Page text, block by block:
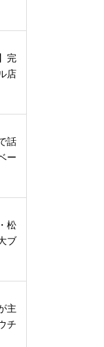
完
店
話
ー
松
ブ
主
チ